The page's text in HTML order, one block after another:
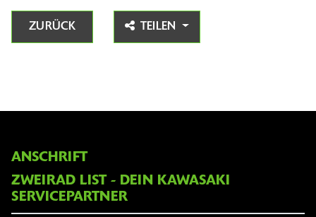
ZURÜCK TEILEN
ANSCHRIFT
ZWEIRAD LIST - DEIN KAWASAKI
SERVICEPARTNER